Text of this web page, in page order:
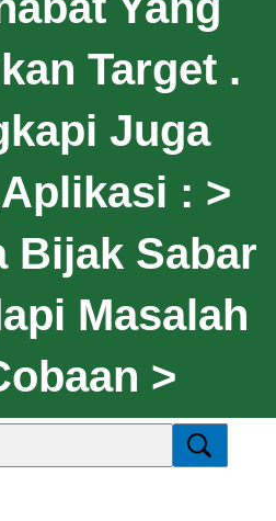
Target .
Juga
: >
Bijak Sabar
Masalah
>